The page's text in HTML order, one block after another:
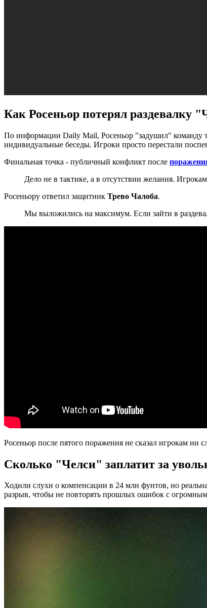
Как Росеньор потерял раздевалку
По информации Daily Mail, Росеньор "задушил" команду
индивидуальные беседы. Игроки просто перестали
Финальная точка - публичный конфликт после
Дело не в тактике, а в отсутствии желания.
Росеньору ответил защитник Трево Чалоба.
Мы выложились на максимум. Если зайти в
Росеньор после пятого поражения не сказал игрокам ни
Сколько "Челси" заплатит за
Ходили слухи о компенсации в 24 млн фунтов, но
разрыв, чтобы не повторять прошлых ошибок с